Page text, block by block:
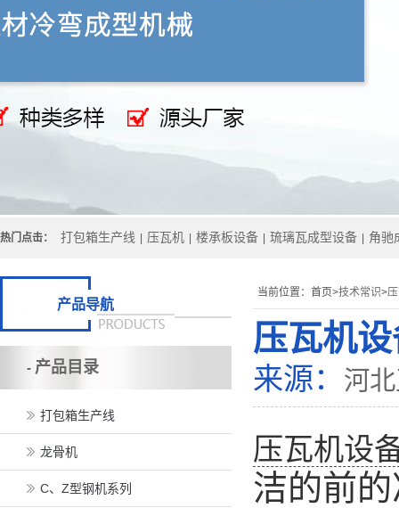
热门点击： 打包箱生产线 压瓦机 楼承板设备 琉璃瓦成型设备 角驰
当前位置： 首页>技术常识>
压瓦机
来源： 河
压瓦机设
洁的前
产品导航
- 产品目录
打包箱生产线
龙骨机
C、Z型钢机系列